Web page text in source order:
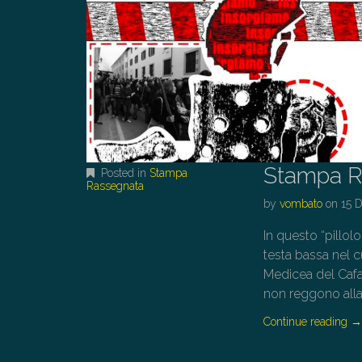
Posted in Stampa
Rassegnata
Stampa
byvombato on 15
In questo
testa bassa nel
Medicea del
non reggono
Continue reading →